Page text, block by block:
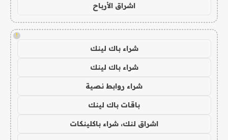
اشراق الأرباح
!
شراء باك لينك
شراء باك لينك
شراء روابط نصية
باقات باك لينك
اشراق لنك، شراء باكلينكات